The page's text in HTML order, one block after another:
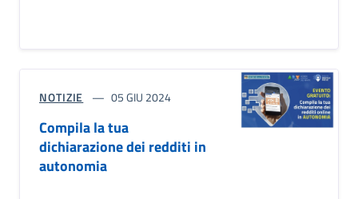
NOTIZIE 05 GIU 2024
Compila la tua
dichiarazione dei redditi in
autonomia